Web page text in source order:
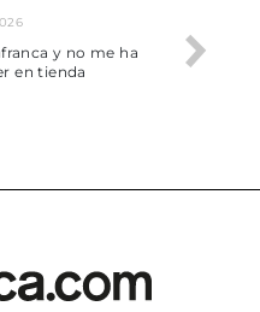
y no me ha
en tienda